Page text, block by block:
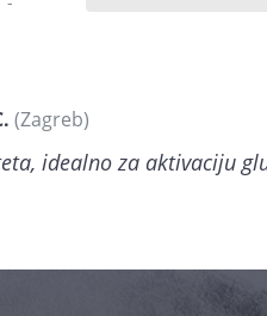
(Zagreb)
idealno za aktivaciju